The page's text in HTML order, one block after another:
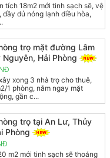
tích 18m2 mới tinh sạch sẽ, vệ
đầy đủ nóng lạnh điều hòa,
trọ mặt đường Lâm
Hải Phòng
xong 3 nhà trọ cho thuê,
1 phòng, nằm ngay mặt
gần c...
trọ tại An Lư, Thủy
Phòng
m2 mới tinh sạch sẽ thoáng